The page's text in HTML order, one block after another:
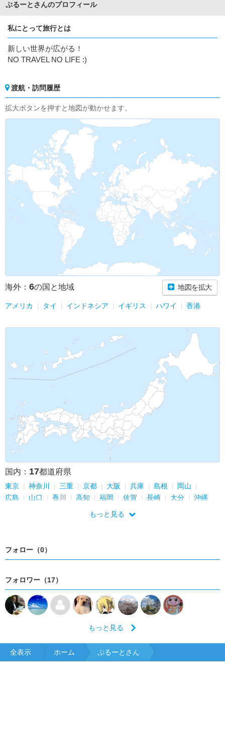
ぷるーとさんのプロフィール
私にとって旅行とは
新しい世界が広がる！
NO TRAVEL NO LIFE :)
渡航・訪問履歴
拡大ボタンを押すと地図が動かせます。
海外： 6の国と地域 地図を拡大
アメリカ タイ インドネシア イギリス ハワイ 香港
国内： 17都道府県
東京 神奈川 三重 京都 大阪 兵庫 島根
岡山
広島
山口 香川 高知 福岡 佐賀 長崎 大分 沖縄
もっと見る
フォロー（0）
フォロワー（17）
もっと見る
全表示 ホーム ぷるーとさん